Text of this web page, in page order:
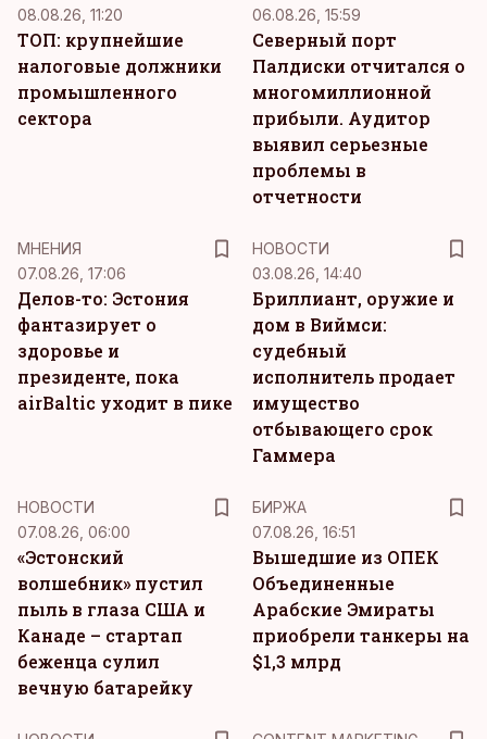
08.08.26, 11:20
ТОП: крупнейшие
налоговые должники
промышленного
сектора
06.08.26, 15:59
Северный порт
Палдиски отчитался о
многомиллионной
прибыли. Аудитор
выявил серьезные
проблемы в
отчетности
MНЕНИЯ
07.08.26, 17:06
Делов-то: Эстония
фантазирует о
здоровье и
президенте, пока
airBaltic уходит в пике
НОВОСТИ
03.08.26, 14:40
Бриллиант, оружие и
дом в Виймси:
судебный
исполнитель продает
имущество
отбывающего срок
Гаммера
НОВОСТИ
07.08.26, 06:00
«Эстонский
волшебник» пустил
пыль в глаза США и
Канаде – стартап
беженца сулил
вечную батарейку
БИРЖА
07.08.26, 16:51
Вышедшие из ОПЕК
Объединенные
Арабские Эмираты
приобрели танкеры на
$1,3 млрд